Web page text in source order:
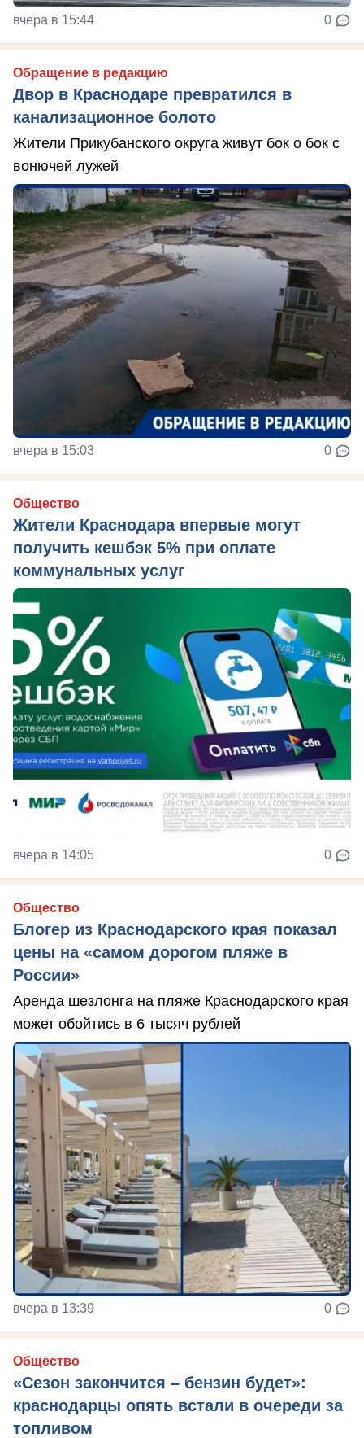
вчера в 15:44 0
Обращение в редакцию
Двор в Краснодаре превратился в
канализационное болото
Жители Прикубанского округа живут бок о бок с
вонючей лужей
вчера в 15:03 0
Общество
Жители Краснодара впервые могут
получить кешбэк 5% при оплате
коммунальных услуг
вчера в 14:05 0
Общество
Блогер из Краснодарского края показал
цены на «самом дорогом пляже в
России»
Аренда шезлонга на пляже Краснодарского края
может обойтись в 6 тысяч рублей
вчера в 13:39 0
Общество
«Сезон закончится – бензин будет»:
краснодарцы опять встали в очереди за
топливом